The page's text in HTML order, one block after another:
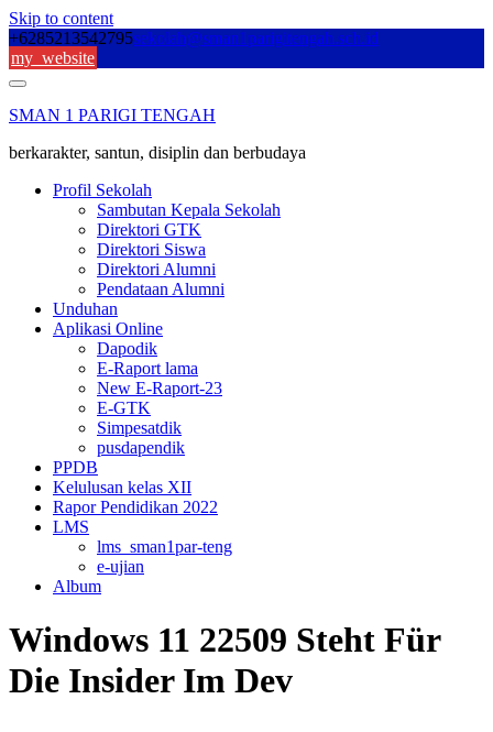
Skip to content
+6285213542795sekolah@sman1parigitengah.sch.id
my_website
SMAN 1 PARIGI TENGAH
berkarakter, santun, disiplin dan berbudaya
Profil Sekolah
Sambutan Kepala Sekolah
Direktori GTK
Direktori Siswa
Direktori Alumni
Pendataan Alumni
Unduhan
Aplikasi Online
Dapodik
E-Raport lama
New E-Raport-23
E-GTK
Simpesatdik
pusdapendik
PPDB
Kelulusan kelas XII
Rapor Pendidikan 2022
LMS
lms_sman1par-teng
e-ujian
Album
Windows 11 22509 Steht Für
Die Insider Im Dev